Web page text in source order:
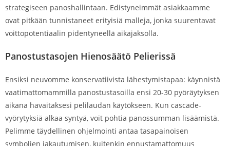
strategiseen panoshallintaan. Edistyneimmät asiakkaamme
ovat pitkään tunnistaneet erityisiä malleja, jonka suurentavat
voittopotentiaalin pidentyneellä aikajaksolla.
Panostustasojen Hienosäätö Pelierissä
Ensiksi neuvomme konservatiivista lähestymistapaa: käynnistä
vaatimattomammilla panostustasoilla ensi 20-30 pyöräytyksen
aikana havaitaksesi pelilaudan käytökseen. Kun cascade-
vyörytyksiä alkaa syntyä, voit pohtia panossumman lisäämistä.
Pelimme täydellinen ohjelmointi antaa tasapainoisen
symbolien jakautumisen, kuitenkin ennustamattomuus